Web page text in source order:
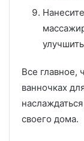
Все главное,
ванночках
своего дома.